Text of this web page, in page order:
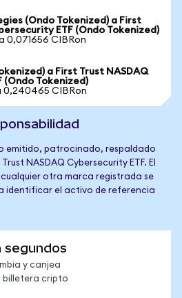
(Ondo Tokenized) a First
ETF (Ondo Tokenized)
0,071656 CIBRon
a First Trust NASDAQ
(Ondo Tokenized)
0,240465 CIBRon
emitido, patrocinado, respaldado
NASDAQ Cybersecurity ETF. El
otra marca registrada se
identificar el activo de referencia
segundos
y canjea
billetera cripto